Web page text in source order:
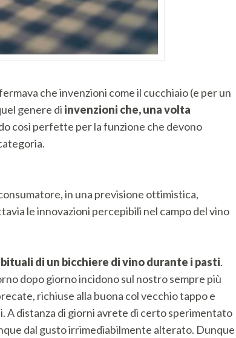
che invenzioni come il cucchiaio (e per un
genere di invenzioni che, una volta
così perfette per la funzione che devono
in una previsione ottimistica,
le innovazioni percepibili nel campo del vino
di un bicchiere di vino durante i pasti.
dopo giorno incidono sul nostro sempre più
richiuse alla buona col vecchio tappo e
distanza di giorni avrete di certo sperimentato
dal gusto irrimediabilmente alterato. Dunque